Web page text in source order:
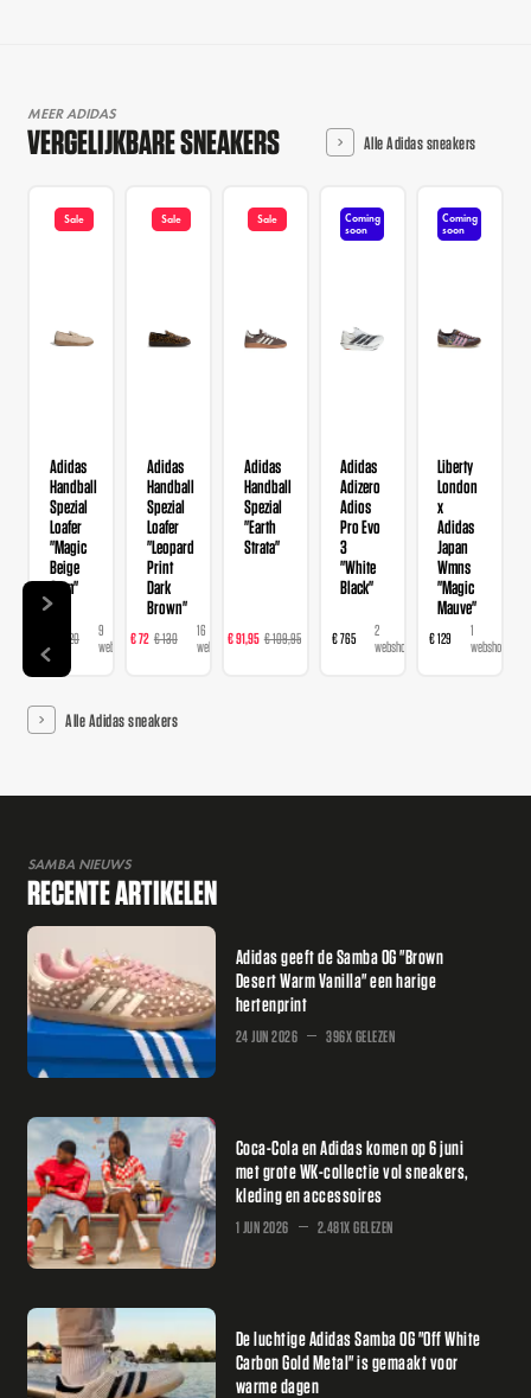
MEER ADIDAS
VERGELIJKBARE SNEAKERS Alle Adidas sneakers
Sale
Adidas
Handball
Spezial
Loafer
"Magic
Beige
Gum"
€ 120
9
webshops
Sale
Adidas
Handball
Spezial
Loafer
"Leopard
Print
Dark
Brown"
€ 72 € 130
16
webshops
Sale
Adidas
Handball
Spezial
"Earth
Strata"
€ 91,95 € 109,95
webshops
Coming
soon
Adidas
Adizero
Adios
Pro Evo
3
"White
Black"
€ 765
2
webshops
Coming
soon
Liberty
London
x
Adidas
Japan
Wmns
"Magic
Mauve"
€ 129
1
webshop
Alle Adidas sneakers
SAMBA NIEUWS
RECENTE ARTIKELEN
Adidas geeft de Samba OG "Brown
Desert Warm Vanilla" een harige
hertenprint
24 JUN 2026 396X GELEZEN
Coca-Cola en Adidas komen op 6 juni
met grote WK-collectie vol sneakers,
kleding en accessoires
1 JUN 2026 2.481X GELEZEN
De luchtige Adidas Samba OG "Off White
Carbon Gold Metal" is gemaakt voor
warme dagen